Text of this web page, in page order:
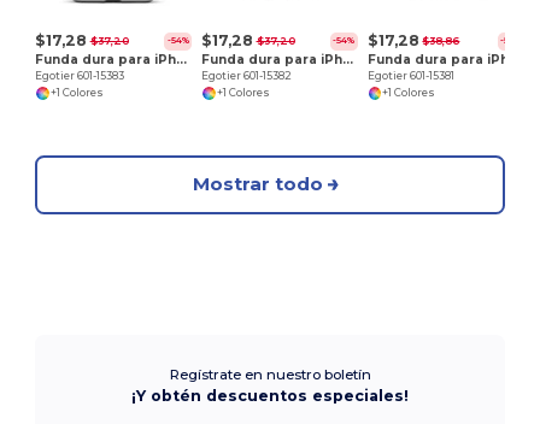
$17,28 $37,20 -54%
Funda dura para iPhone 11 Pro Max
Egotier 601-15383
+1 Colores
$17,28 $37,20 -54%
Funda dura para iPhone 11 Pro
Egotier 601-15382
+1 Colores
$17,28 $38,86 -56%
Egotier 601-15381
+1 Colores
Mostrar todo
Regístrate en nuestro boletín
¡Y obtén descuentos especiales!